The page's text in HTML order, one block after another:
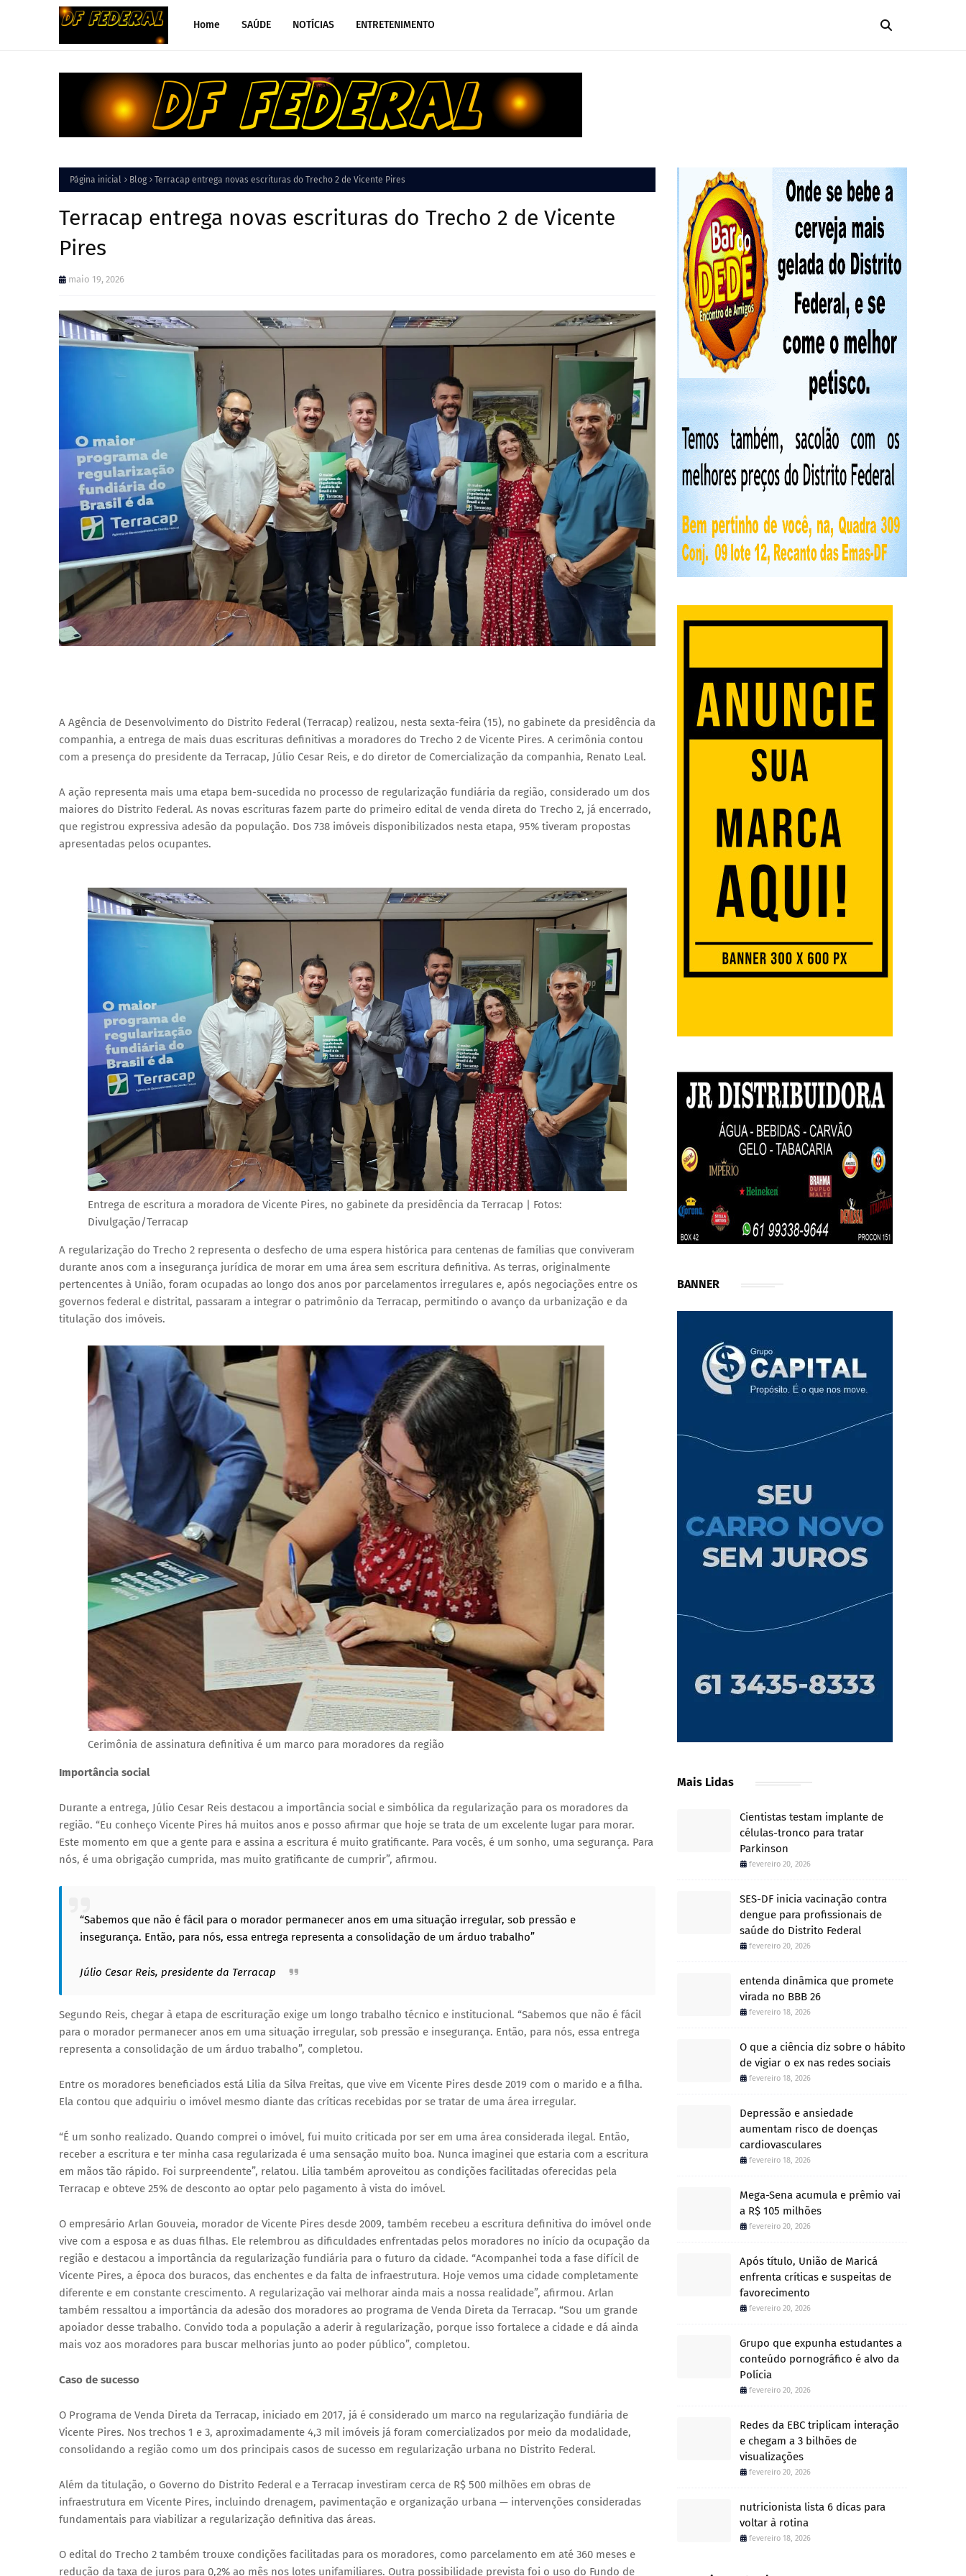
Home SAÚDE NOTÍCIAS ENTRETENIMENTO
Página inicial Blog Terracap entrega novas escrituras do Trecho 2 de Vicente Pires
Terracap entrega novas escrituras do Trecho 2 de Vicente
Pires
maio 19, 2026
A Agência de Desenvolvimento do Distrito Federal (Terracap) realizou, nesta sexta-feira (15), no gabinete da presidência da
companhia, a entrega de mais duas escrituras definitivas a moradores do Trecho 2 de Vicente Pires. A cerimônia contou
com a presença do presidente da Terracap, Júlio Cesar Reis, e do diretor de Comercialização da companhia, Renato Leal.
A ação representa mais uma etapa bem-sucedida no processo de regularização fundiária da região, considerado um dos
maiores do Distrito Federal. As novas escrituras fazem parte do primeiro edital de venda direta do Trecho 2, já encerrado,
que registrou expressiva adesão da população. Dos 738 imóveis disponibilizados nesta etapa, 95% tiveram propostas
apresentadas pelos ocupantes.
Entrega de escritura a moradora de Vicente Pires, no gabinete da presidência da Terracap | Fotos:
Divulgação/Terracap
A regularização do Trecho 2 representa o desfecho de uma espera histórica para centenas de famílias que conviveram
durante anos com a insegurança jurídica de morar em uma área sem escritura definitiva. As terras, originalmente
pertencentes à União, foram ocupadas ao longo dos anos por parcelamentos irregulares e, após negociações entre os
governos federal e distrital, passaram a integrar o patrimônio da Terracap, permitindo o avanço da urbanização e da
titulação dos imóveis.
Cerimônia de assinatura definitiva é um marco para moradores da região
Importância social
Durante a entrega, Júlio Cesar Reis destacou a importância social e simbólica da regularização para os moradores da
região. “Eu conheço Vicente Pires há muitos anos e posso afirmar que hoje se trata de um excelente lugar para morar.
Este momento em que a gente para e assina a escritura é muito gratificante. Para vocês, é um sonho, uma segurança. Para
nós, é uma obrigação cumprida, mas muito gratificante de cumprir”, afirmou.
“Sabemos que não é fácil para o morador permanecer anos em uma situação irregular, sob pressão e
insegurança. Então, para nós, essa entrega representa a consolidação de um árduo trabalho”
Júlio Cesar Reis, presidente da Terracap
Segundo Reis, chegar à etapa de escrituração exige um longo trabalho técnico e institucional. “Sabemos que não é fácil
para o morador permanecer anos em uma situação irregular, sob pressão e insegurança. Então, para nós, essa entrega
representa a consolidação de um árduo trabalho”, completou.
Entre os moradores beneficiados está Lilia da Silva Freitas, que vive em Vicente Pires desde 2019 com o marido e a filha.
Ela contou que adquiriu o imóvel mesmo diante das críticas recebidas por se tratar de uma área irregular.
“É um sonho realizado. Quando comprei o imóvel, fui muito criticada por ser em uma área considerada ilegal. Então,
receber a escritura e ter minha casa regularizada é uma sensação muito boa. Nunca imaginei que estaria com a escritura
em mãos tão rápido. Foi surpreendente”, relatou. Lilia também aproveitou as condições facilitadas oferecidas pela
Terracap e obteve 25% de desconto ao optar pelo pagamento à vista do imóvel.
O empresário Arlan Gouveia, morador de Vicente Pires desde 2009, também recebeu a escritura definitiva do imóvel onde
vive com a esposa e as duas filhas. Ele relembrou as dificuldades enfrentadas pelos moradores no início da ocupação da
região e destacou a importância da regularização fundiária para o futuro da cidade. “Acompanhei toda a fase difícil de
Vicente Pires, a época dos buracos, das enchentes e da falta de infraestrutura. Hoje vemos uma cidade completamente
diferente e em constante crescimento. A regularização vai melhorar ainda mais a nossa realidade”, afirmou. Arlan
também ressaltou a importância da adesão dos moradores ao programa de Venda Direta da Terracap. “Sou um grande
apoiador desse trabalho. Convido toda a população a aderir à regularização, porque isso fortalece a cidade e dá ainda
mais voz aos moradores para buscar melhorias junto ao poder público”, completou.
Caso de sucesso
O Programa de Venda Direta da Terracap, iniciado em 2017, já é considerado um marco na regularização fundiária de
Vicente Pires. Nos trechos 1 e 3, aproximadamente 4,3 mil imóveis já foram comercializados por meio da modalidade,
consolidando a região como um dos principais casos de sucesso em regularização urbana no Distrito Federal.
Além da titulação, o Governo do Distrito Federal e a Terracap investiram cerca de R$ 500 milhões em obras de
infraestrutura em Vicente Pires, incluindo drenagem, pavimentação e organização urbana — intervenções consideradas
fundamentais para viabilizar a regularização definitiva das áreas.
O edital do Trecho 2 também trouxe condições facilitadas para os moradores, como parcelamento em até 360 meses e
redução da taxa de juros para 0,2% ao mês nos lotes unifamiliares. Outra possibilidade prevista foi o uso do Fundo de
BANNER
Mais Lidas
Cientistas testam implante de
células-tronco para tratar
Parkinson
fevereiro 20, 2026
SES-DF inicia vacinação contra
dengue para profissionais de
saúde do Distrito Federal
fevereiro 20, 2026
entenda dinâmica que promete
virada no BBB 26
fevereiro 18, 2026
O que a ciência diz sobre o hábito
de vigiar o ex nas redes sociais
fevereiro 18, 2026
Depressão e ansiedade
aumentam risco de doenças
cardiovasculares
fevereiro 18, 2026
Mega-Sena acumula e prêmio vai
a R$ 105 milhões
fevereiro 20, 2026
Após título, União de Maricá
enfrenta críticas e suspeitas de
favorecimento
fevereiro 20, 2026
Grupo que expunha estudantes a
conteúdo pornográfico é alvo da
Polícia
fevereiro 20, 2026
Redes da EBC triplicam interação
e chegam a 3 bilhões de
visualizações
fevereiro 20, 2026
nutricionista lista 6 dicas para
voltar à rotina
fevereiro 18, 2026